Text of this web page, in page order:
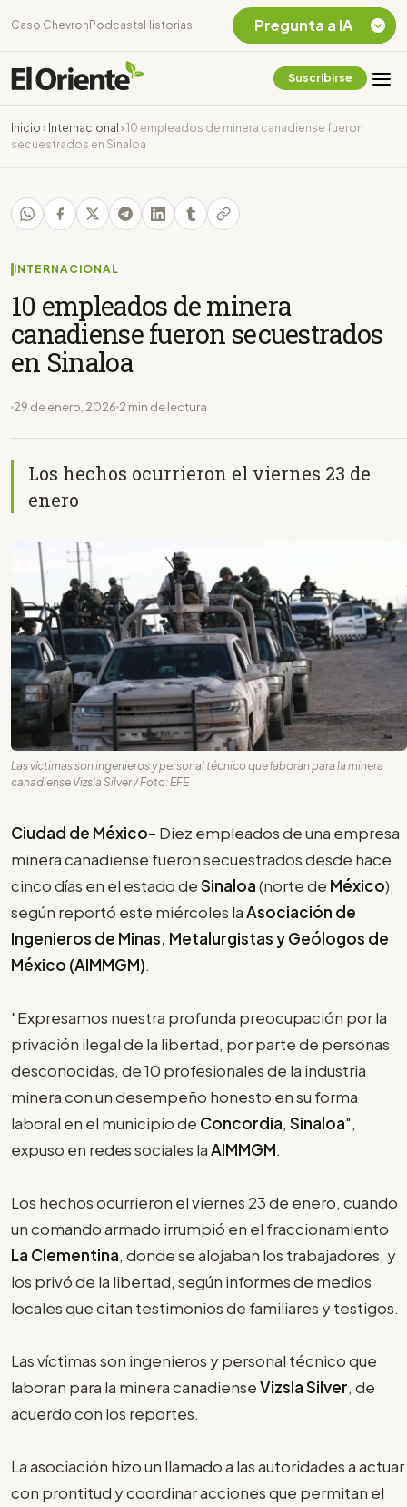
Caso Chevron Podcasts Historias
Suscribirse
Inicio › Internacional › 10 empleados de minera canadiense fueron
secuestrados en Sinaloa
INTERNACIONAL
10 empleados de minera
canadiense fueron secuestrados
en Sinaloa
29 de enero, 2026 2 min de lectura
Los hechos ocurrieron el viernes 23 de
enero
Las víctimas son ingenieros y personal técnico que laboran para la minera
canadiense Vizsla Silver / Foto: EFE
Ciudad de México- Diez empleados de una empresa
minera canadiense fueron secuestrados desde hace
cinco días en el estado deSinaloa(norte de México),
según reportó este miércoles laAsociación de
Ingenieros de Minas, Metalurgistas y Geólogos de
México (AIMMGM).
"Expresamos nuestra profunda preocupación por la
privación ilegal de la libertad, por parte de personas
desconocidas, de 10 profesionales de la industria
minera con un desempeño honesto en su forma
laboral en el municipio de Concordia, Sinaloa",
expuso en redes sociales laAIMMGM.
Los hechos ocurrieron el viernes 23 de enero, cuando
un comando armado irrumpió en el fraccionamiento
La Clementina, donde se alojaban los trabajadores, y
los privó de la libertad, según informes de medios
locales que citan testimonios de familiares y testigos.
Las víctimas son ingenieros y personal técnico que
laboran para la minera canadienseVizsla Silver, de
acuerdo con los reportes.
La asociación hizo un llamado a las autoridades a actuar
con prontitud y coordinar acciones que permitan el
Pregunta a IA
Chevron Ecuador